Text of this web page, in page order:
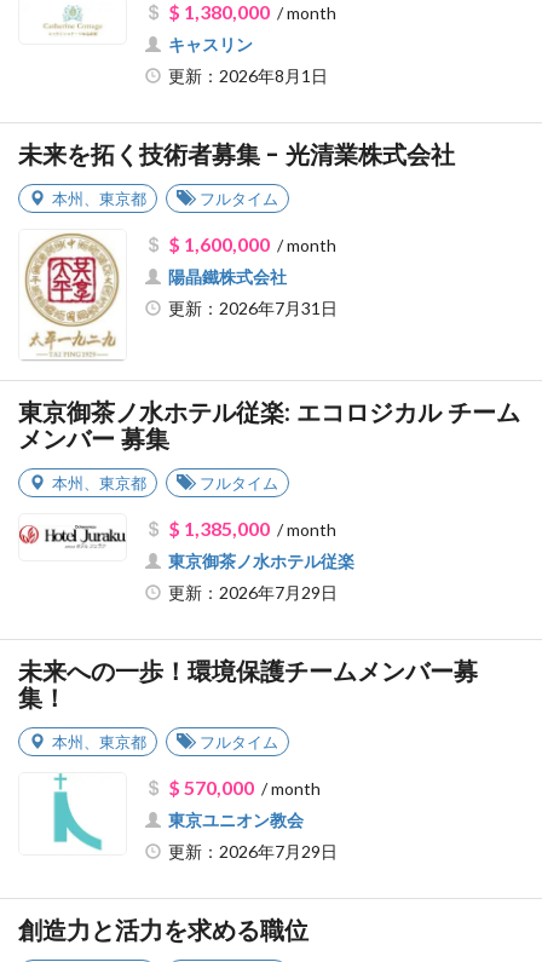
$ 1,380,000/ month
キャスリン
更新：2026年8月1日
未来を拓く技術者募集 - 光清業株式会社
本州 東京都 フルタイム
$ 1,600,000/ month
陽晶鐵株式会社
更新：2026年7月31日
東京御茶ノ水ホテル従楽: エコロジカル チーム
メンバー 募集
本州 東京都 フルタイム
$ 1,385,000/ month
東京御茶ノ水ホテル従楽
更新：2026年7月29日
未来への一歩！環境保護チームメンバー募
集！
本州 東京都 フルタイム
$ 570,000/ month
東京ユニオン教会
更新：2026年7月29日
創造力と活力を求める職位